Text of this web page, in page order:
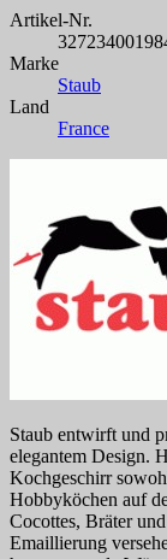
Artikel-Nr.
Marke
Staub
Land
France
Staub entwirft und
elegantem Design.
Kochgeschirr
Hobbyköchen auf
Cocottes, Bräter
Emaillierung